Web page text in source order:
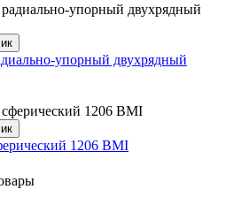
упорный двухрядный
1206 BMI